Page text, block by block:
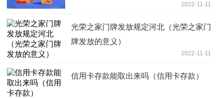
2022-11-11
光荣之家门牌发放规定河北（光荣之家门
牌发放的意义）
2022-11-11
信用卡存款能取出来吗（信用卡存款）